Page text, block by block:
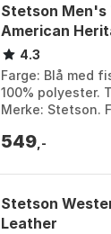
Stetson Men's
American
4.3
Farge: Blå med
100% polyester.
Merke: Stetson.
Green/beige,
549 ,-
Stetson
Leather